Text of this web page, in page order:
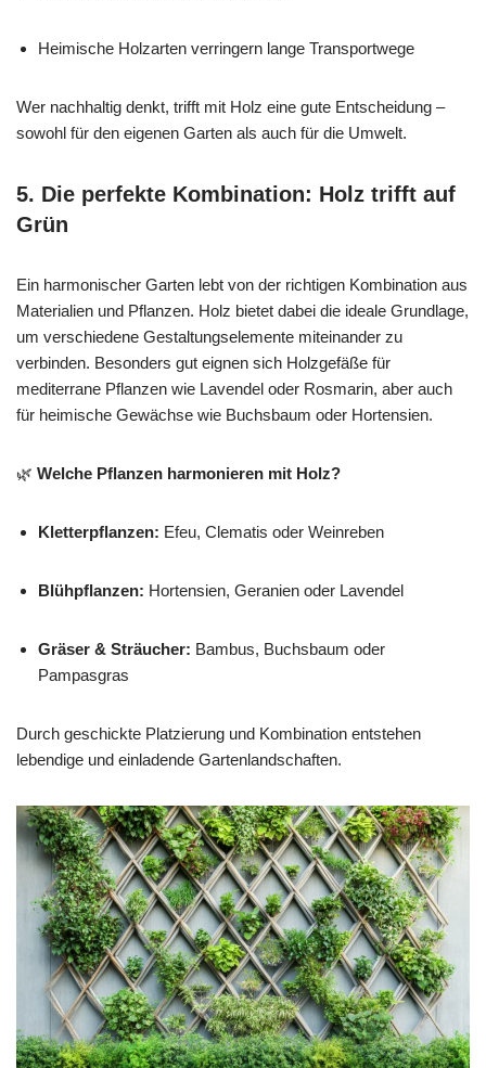
Heimische Holzarten verringern lange Transportwege
Wer nachhaltig denkt, trifft mit Holz eine gute Entscheidung –
sowohl für den eigenen Garten als auch für die Umwelt.
5. Die perfekte Kombination: Holz trifft auf
Grün
Ein harmonischer Garten lebt von der richtigen Kombination aus
Materialien und Pflanzen. Holz bietet dabei die ideale Grundlage,
um verschiedene Gestaltungselemente miteinander zu
verbinden. Besonders gut eignen sich Holzgefäße für
mediterrane Pflanzen wie Lavendel oder Rosmarin, aber auch
für heimische Gewächse wie Buchsbaum oder Hortensien.
🌿 Welche Pflanzen harmonieren mit Holz?
Kletterpflanzen: Efeu, Clematis oder Weinreben
Blühpflanzen: Hortensien, Geranien oder Lavendel
Gräser & Sträucher: Bambus, Buchsbaum oder
Pampasgras
Durch geschickte Platzierung und Kombination entstehen
lebendige und einladende Gartenlandschaften.